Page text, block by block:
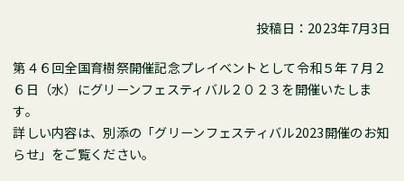
投稿日：2023年7月3日
第４６回全国育樹祭開催記念プレイベントとして令和５年７月２
６日（水）にグリーンフェスティバル２０２３を開催いたしま
す。
詳しい内容は、別添の「グリーンフェスティバル2023開催のお知
らせ」をご覧ください。